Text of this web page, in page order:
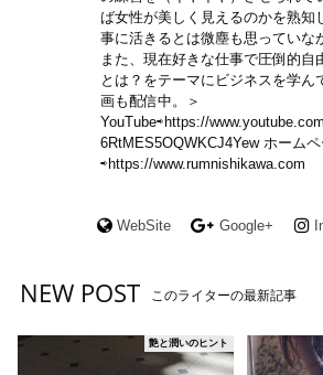
ば女性が美しく見えるのかを熟知
事に活きるとは微塵も思っていな
また、現在好きな仕事で圧倒的自
とは？をテーマにビジネスを学ん
画も配信中。＞
YouTube⇨https://
6RtMES5OQWKCJ4Yew ホームペ
⇨https://www.rumnishikawa.com
WebSite Google+
NEW POST このライターの最新記事
艶と潤いのヒント